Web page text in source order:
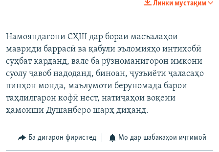
Линки мустақим
Намояндагони СҲШ дар бораи масъалаҳои
мавриди баррасӣ ва қабули эъломияҳо интихобӣ
суҳбат карданд, вале ба рӯзноманигорон имкони
суолу ҷавоб надоданд, биноан, ҷузъиёти ҷаласаҳо
пинҳон монда, маълумоти беруномада барои
таҳлилгарон кофӣ нест, натиҷаҳои воқеии
ҳамоиши Душанберо шарҳ диҳанд.
Ба дигарон фиристед Мо дар шабакаҳои иҷтимоӣ